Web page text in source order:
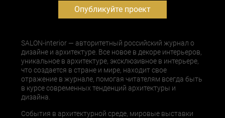
Опубликуйте проект
SALON-interior — авторитетный российский журнал о
дизайне и архитектуре. Все новое в декоре интерьеров,
уникальное в архитектуре, эксклюзивное в интерьере,
что создается в стране и мире, находит свое
отражение в журнале, помогая читателям всегда быть
в курсе современных тенденций архитектуры и
дизайна.
События в архитектурной среде, мировые выставки